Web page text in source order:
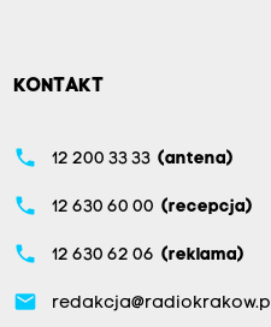
KONTAKT
phone 12 200 33 33 (antena)
phone 12 630 60 00 (recepcja)
phone 12 630 62 06 (reklama)
email redakcja@radiokrakow.pl